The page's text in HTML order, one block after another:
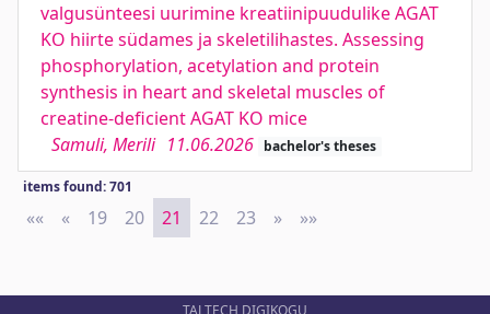
valgusünteesi uurimine kreatiinipuudulike AGAT
KO hiirte südames ja skeletilihastes. Assessing
phosphorylation, acetylation and protein
synthesis in heart and skeletal muscles of
creatine-deficient AGAT KO mice
Samuli, Merili 11.06.2026 bachelor's theses
items found: 701
«« First
« Previous
19 20 21 22 23 » Next
»»
TALTECH DIGIKOGU